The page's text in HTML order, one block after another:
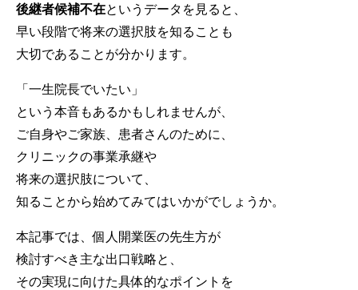
後継者候補不在というデータを見ると、
早い段階で将来の選択肢を知ることも
大切であることが分かります。
「一生院長でいたい」
という本音もあるかもしれませんが、
ご自身やご家族、患者さんのために、
クリニックの事業承継や
将来の選択肢について、
知ることから始めてみてはいかがでしょうか。
本記事では、個人開業医の先生方が
検討すべき主な出口戦略と、
その実現に向けた具体的なポイントを